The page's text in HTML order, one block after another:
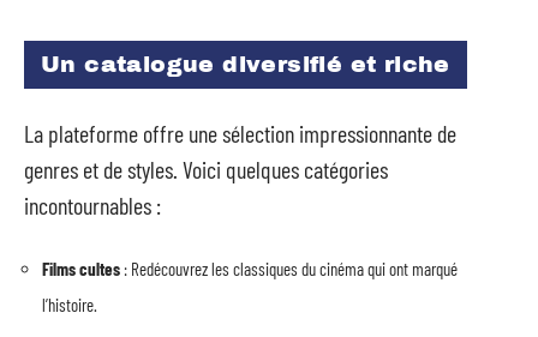
Un catalogue diversifié et riche
La plateforme offre une sélection impressionnante de
genres et de styles. Voici quelques catégories
incontournables :
Films cultes : Redécouvrez les classiques du cinéma qui ont marqué
l’histoire.